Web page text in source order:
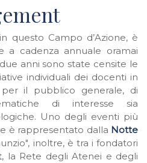
questo Campo d’Azione, è
a cadenza annuale oramai
anni sono state censite le
individuali dei docenti in
il pubblico generale, di
di interesse sia
Uno degli eventi più
è rappresentato dalla Notte
inoltre, è tra i fondatori
, la Rete degli Atenei e degli